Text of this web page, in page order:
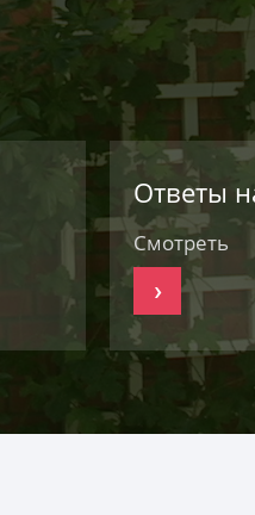
Ответы
Смотреть
›